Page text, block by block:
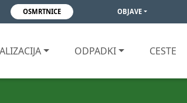
OSMRTNICE OBJAVE
ODPADKI CESTE